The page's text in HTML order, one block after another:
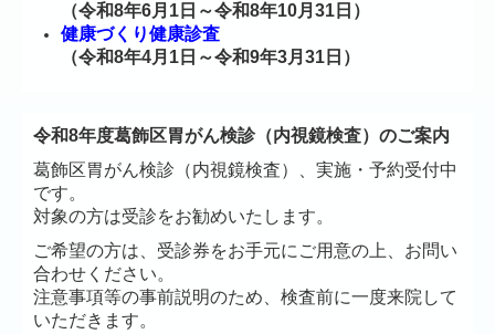
（令和8年6月1日～令和8年10月31日）
健康づくり健康診査
（令和8年4月1日～令和9年3月31日）
令和8年度葛飾区胃がん検診（内視鏡検査）のご案内
葛飾区胃がん検診（内視鏡検査）、実施・予約受付中
です。
対象の方は受診をお勧めいたします。
ご希望の方は、受診券をお手元にご用意の上、お問い
合わせください。
注意事項等の事前説明のため、検査前に一度来院して
いただきます。